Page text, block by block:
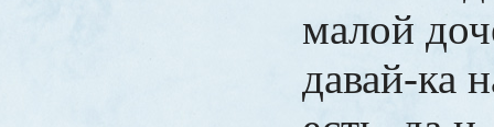
малой
давай-ка